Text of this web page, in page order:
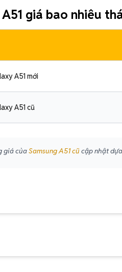
A51 giá bao nhiêu
A51 mới
A51 cũ
giá củaSamsung A51 cũ cập nhật